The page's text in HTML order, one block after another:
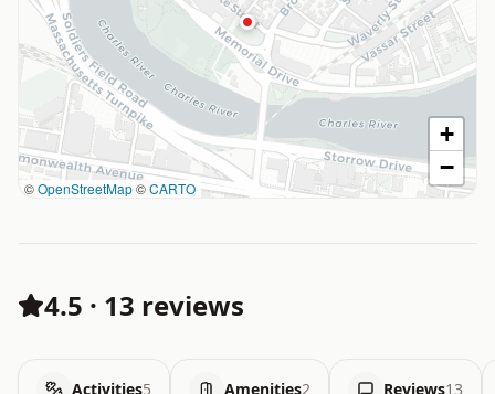
©OpenStreetMap©CARTO
+
−
4.5 · 13 reviews
Activities5 Amenities2 Reviews13